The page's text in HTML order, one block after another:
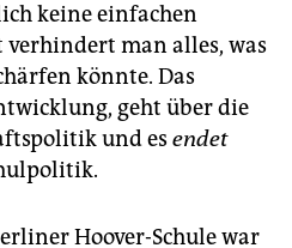
keine einfachen
verhindert man alles, was
könnte. Das
geht über die
und es endet
Hoover-Schule war